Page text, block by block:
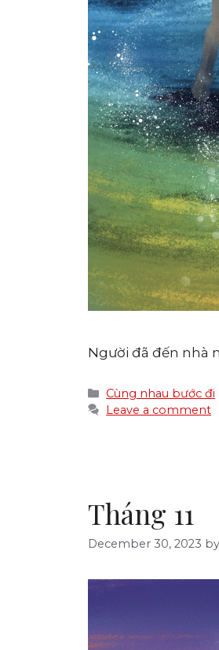
Người đã đến nhà
Categories
Cùng nhau bước đi
Leave a comment
Tháng 11
December 30, 2023 by